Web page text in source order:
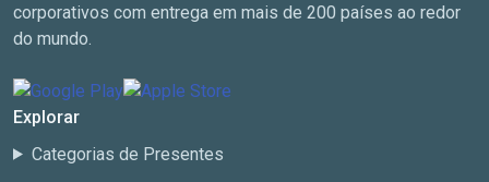
corporativos com entrega em mais de 200 países ao redor
do mundo.
Explorar
Categorias de Presentes